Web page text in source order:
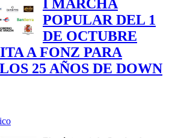
I MARCHA
POPULAR DEL 1
DE OCTUBRE
A FONZ PARA
25 AÑOS DE DOWN